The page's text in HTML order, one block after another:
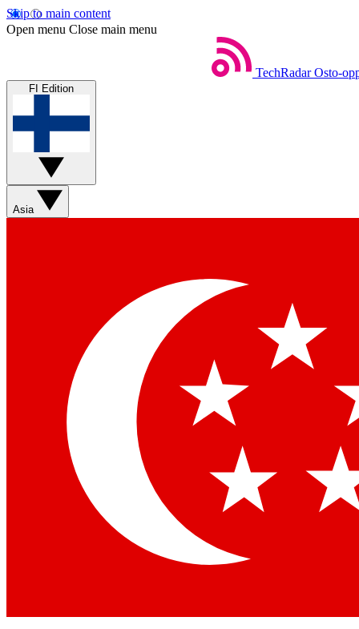
Skip to main content
Open menu Close main menu
TechRadar Osto-
FI Edition
Asia